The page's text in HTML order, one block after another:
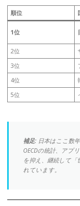
順位
1位
2位
3位
4位
5位
補足: 日本はここ数
OECDの統計、アプ
を抑え、継続して
れています。